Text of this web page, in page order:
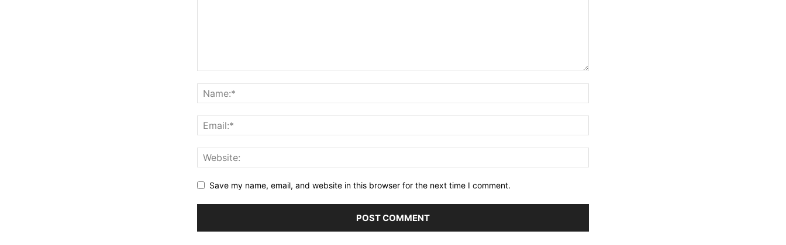
Save my name, email, and website in this browser for the next time I comment.